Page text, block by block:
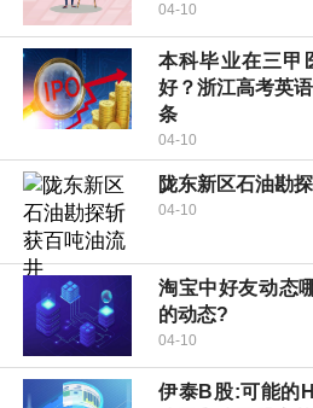
04-10
本科毕业在三甲
好？浙江高考英
条
04-10
陇东新区石油勘
04-10
淘宝中好友动态
的动态?
04-10
伊泰B股:可能的